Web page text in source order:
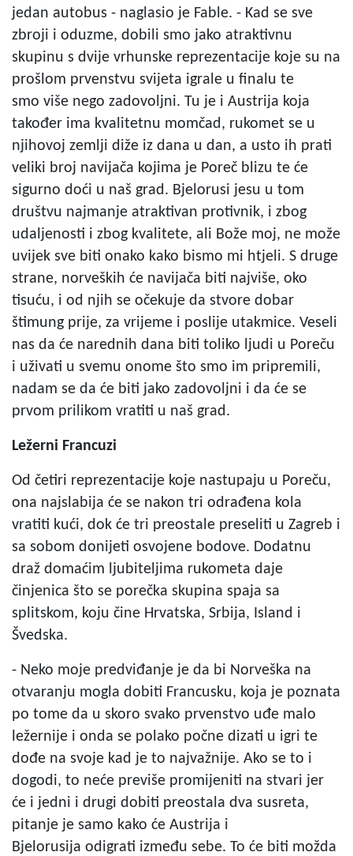
jedan autobus - naglasio je Fable. - Kad se sve
zbroji i oduzme, dobili smo jako atraktivnu
skupinu s dvije vrhunske reprezentacije koje su na
prošlom prvenstvu svijeta igrale u finalu te
smo više nego zadovoljni. Tu je i Austrija koja
također ima kvalitetnu momčad, rukomet se u
njihovoj zemlji diže iz dana u dan, a usto ih prati
veliki broj navijača kojima je Poreč blizu te će
sigurno doći u naš grad. Bjelorusi jesu u tom
društvu najmanje atraktivan protivnik, i zbog
udaljenosti i zbog kvalitete, ali Bože moj, ne može
uvijek sve biti onako kako bismo mi htjeli. S druge
strane, norveških će navijača biti najviše, oko
tisuću, i od njih se očekuje da stvore dobar
štimung prije, za vrijeme i poslije utakmice. Veseli
nas da će narednih dana biti toliko ljudi u Poreču
i uživati u svemu onome što smo im pripremili,
nadam se da će biti jako zadovoljni i da će se
prvom prilikom vratiti u naš grad.
Ležerni Francuzi
Od četiri reprezentacije koje nastupaju u Poreču,
ona najslabija će se nakon tri odrađena kola
vratiti kući, dok će tri preostale preseliti u Zagreb i
sa sobom donijeti osvojene bodove. Dodatnu
draž domaćim ljubiteljima rukometa daje
činjenica što se porečka skupina spaja sa
splitskom, koju čine Hrvatska, Srbija, Island i
Švedska.
- Neko moje predviđanje je da bi Norveška na
otvaranju mogla dobiti Francusku, koja je poznata
po tome da u skoro svako prvenstvo uđe malo
ležernije i onda se polako počne dizati u igri te
dođe na svoje kad je to najvažnije. Ako se to i
dogodi, to neće previše promijeniti na stvari jer
će i jedni i drugi dobiti preostala dva susreta,
pitanje je samo kako će Austrija i
Bjelorusija odigrati između sebe. To će biti možda